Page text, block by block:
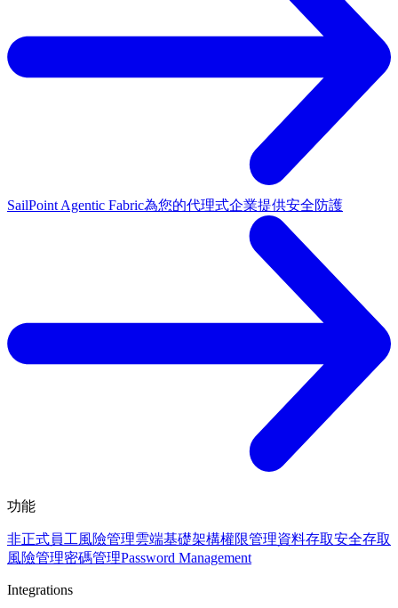
SailPoint Agentic Fabric為您的代理式企業提供安全防護
功能
非正式員工風險管理雲端基礎架構權限管理資料存取安全存取
風險管理密碼管理Password Management
Integrations